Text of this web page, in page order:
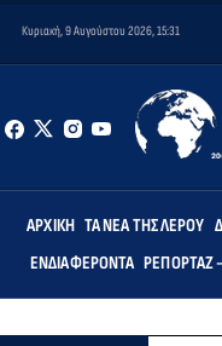
Κυριακή, 9 Αυγούστου 2026, 15:31
ΑΡΧΙΚΉ ΤΑ ΝΈΑ ΤΗΣ ΛΈΡΟΥ
ΕΝΔΙΑΦΈΡΟΝΤΑ ΡΕΠΟΡΤΆΖ -